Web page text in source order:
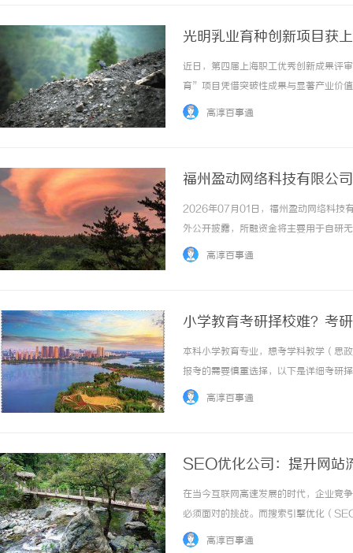
光明乳业育种创新项目获
近日，第四届上海职工优秀创新成果评
育”项目凭借突破性成果与显著产业价
品集团职工优秀创新成果一等奖后，再
高淳百事通
福州盈动网络科技有限公
拓展
2026年07月01日，福州盈动网络科技
外公开披露，所融资金将主要用于自研
品牌全国门店拓展以及加盟服务体系升
高淳百事通
小学教育考研择校难？考
本科小学教育专业，想考学科教学（思
报考的需要慎重选择，以下是详细考研
科专业：小学教育目标专业：学科教学
高淳百事通
SEO优化公司：提升网站
在当今互联网高速发展的时代，企业竞
必须面对的挑战。而搜索引擎优化（
排名，进而增加网站访问量，提高转化
高淳百事通
武汉配眼镜 上海配眼镜